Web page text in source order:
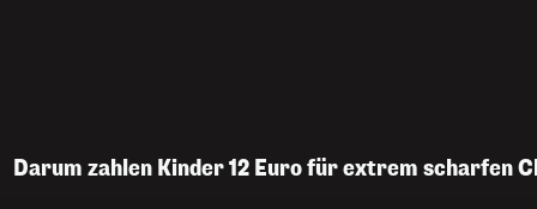
Darum zahlen Kinder 12 Euro für extrem scharfen